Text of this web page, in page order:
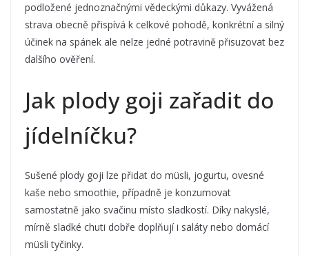
podložené jednoznačnými vědeckými důkazy. Vyvážená
strava obecně přispívá k celkové pohodě, konkrétní a silný
účinek na spánek ale nelze jedné potravině přisuzovat bez
dalšího ověření.
Jak plody goji zařadit do
jídelníčku?
Sušené plody goji lze přidat do müsli, jogurtu, ovesné
kaše nebo smoothie, případně je konzumovat
samostatně jako svačinu místo sladkostí. Díky nakyslé,
mírně sladké chuti dobře doplňují i saláty nebo domácí
müsli tyčinky.